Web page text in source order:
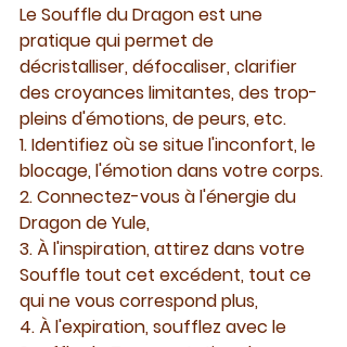
Le Souffle du Dragon est une
pratique qui permet de
décristalliser, défocaliser, clarifier
des croyances limitantes, des trop-
pleins d'émotions, de peurs, etc.
1. Identifiez où se situe l'inconfort, le
blocage, l'émotion dans votre corps.
2. Connectez-vous à l'énergie du
Dragon de Yule,
3. À l'inspiration, attirez dans votre
Souffle tout cet excédent, tout ce
qui ne vous correspond plus,
4. À l'expiration, soufflez avec le